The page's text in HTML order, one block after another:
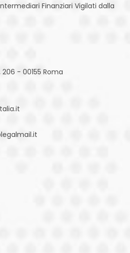
Finanziari Vigilati dalla
- 00155 Roma